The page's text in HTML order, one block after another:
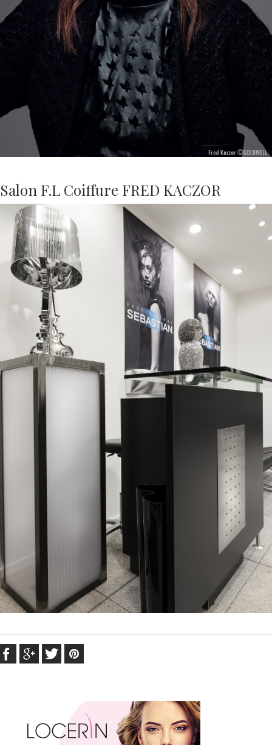
Salon F.L Coiffure FRED KACZOR